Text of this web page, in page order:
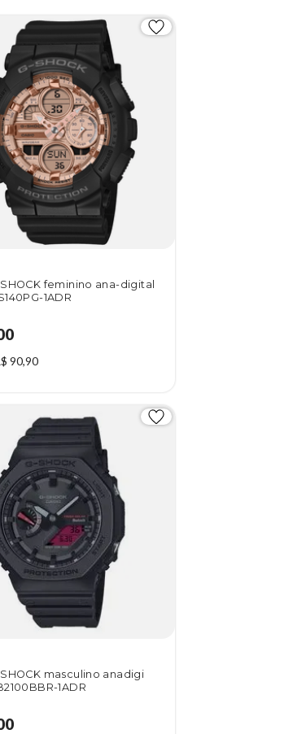
feminino ana-digital
1ADR
90,90
masculino anadigi
1ADR